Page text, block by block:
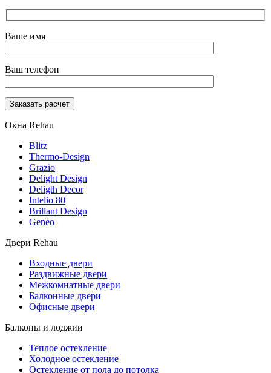
Ваше имя
Ваш телефон
Окна Rehau
Blitz
Thermo-Design
Grazio
Delight Design
Deligth Decor
Intelio 80
Brillant Design
Geneo
Двери Rehau
Входные двери
Раздвижные двери
Межкомнатные двери
Балконные двери
Офисные двери
Балконы и лоджии
Теплое остекление
Холодное остекление
Остекление от пола до потолка